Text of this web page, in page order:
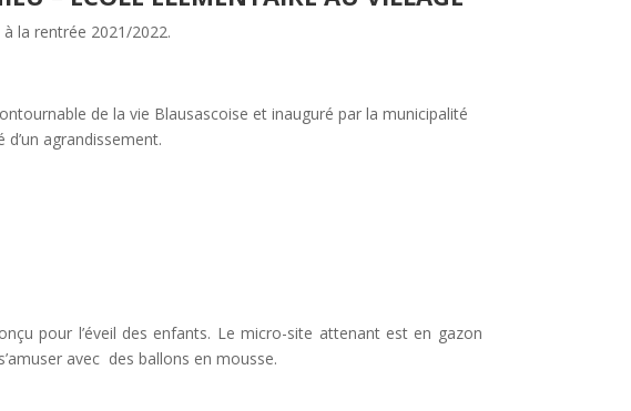
à la rentrée 2021/2022.
de la vie Blausascoise et inauguré par la municipalité
agrandissement.
pour l’éveil des enfants. Le micro-site attenant est en gazon
avec des ballons en mousse.